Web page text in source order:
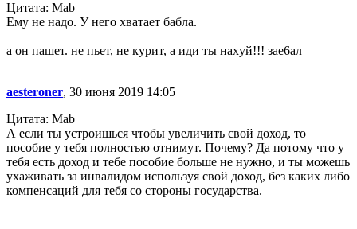
Цитата: Mab
Ему не надо. У него хватает бабла.
а он пашет. не пьет, не курит, а иди ты наxyй!!! зае6ал
aesteroner, 30 июня 2019 14:05
Цитата: Mab
А если ты устроишься чтобы увеличить свой доход, то
пособие у тебя полностью отнимут. Почему? Да потому что у
тебя есть доход и тебе пособие больше не нужно, и ты можешь
ухаживать за инвалидом используя свой доход, без каких либо
компенсаций для тебя со стороны государства.